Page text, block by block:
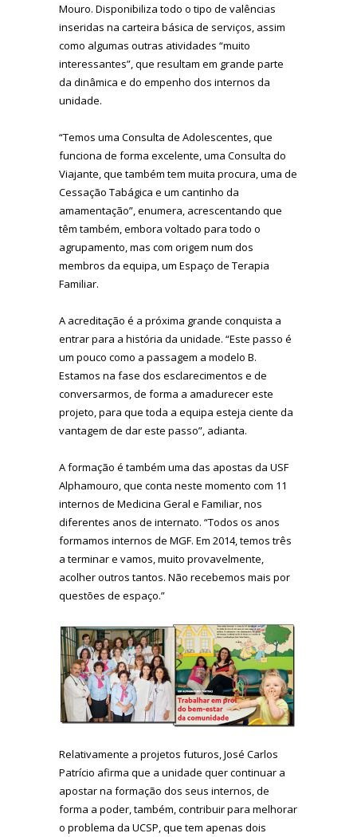
Mouro. Disponibiliza todo o tipo de valências
inseridas na carteira básica de serviços, assim
como algumas outras atividades “muito
interessantes”, que resultam em grande parte
da dinâmica e do empenho dos internos da
unidade.
“Temos uma Consulta de Adolescentes, que
funciona de forma excelente, uma Consulta do
Viajante, que também tem muita procura, uma de
Cessação Tabágica e um cantinho da
amamentação”, enumera, acrescentando que
têm também, embora voltado para todo o
agrupamento, mas com origem num dos
membros da equipa, um Espaço de Terapia
Familiar.
A acreditação é a próxima grande conquista a
entrar para a história da unidade. “Este passo é
um pouco como a passagem a modelo B.
Estamos na fase dos esclarecimentos e de
conversarmos, de forma a amadurecer este
projeto, para que toda a equipa esteja ciente da
vantagem de dar este passo”, adianta.
A formação é também uma das apostas da USF
Alphamouro, que conta neste momento com 11
internos de Medicina Geral e Familiar, nos
diferentes anos de internato. “Todos os anos
formamos internos de MGF. Em 2014, temos três
a terminar e vamos, muito provavelmente,
acolher outros tantos. Não recebemos mais por
questões de espaço.”
Relativamente a projetos futuros, José Carlos
Patrício afirma que a unidade quer continuar a
apostar na formação dos seus internos, de
forma a poder, também, contribuir para melhorar
o problema da UCSP, que tem apenas dois